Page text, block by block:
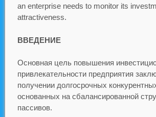
an enterprise needs to monitor its
attractiveness.
ВВЕДЕНИЕ
Основная цель повышения
привлекательности предприятия
получении долгосрочных
основанных на сбалансированной
пассивов.